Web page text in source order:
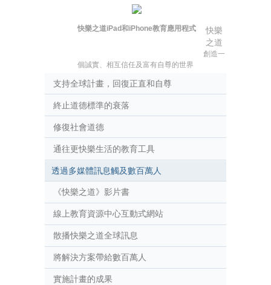
快樂之道iPad和iPhone教育應用程式
快樂
之道
創造一
個誠實、相互信任及富有自尊的世界
支持全球計畫，回復正直和自尊
終止道德標準的衰落
修復社會道德
通往更快樂生活的教育工具
透過多媒體訊息觸及數百萬人
《快樂之道》影片書
線上教育資源中心互動式網站
散播快樂之道全球訊息
將解決方案帶給數百萬人
實施計畫的成果